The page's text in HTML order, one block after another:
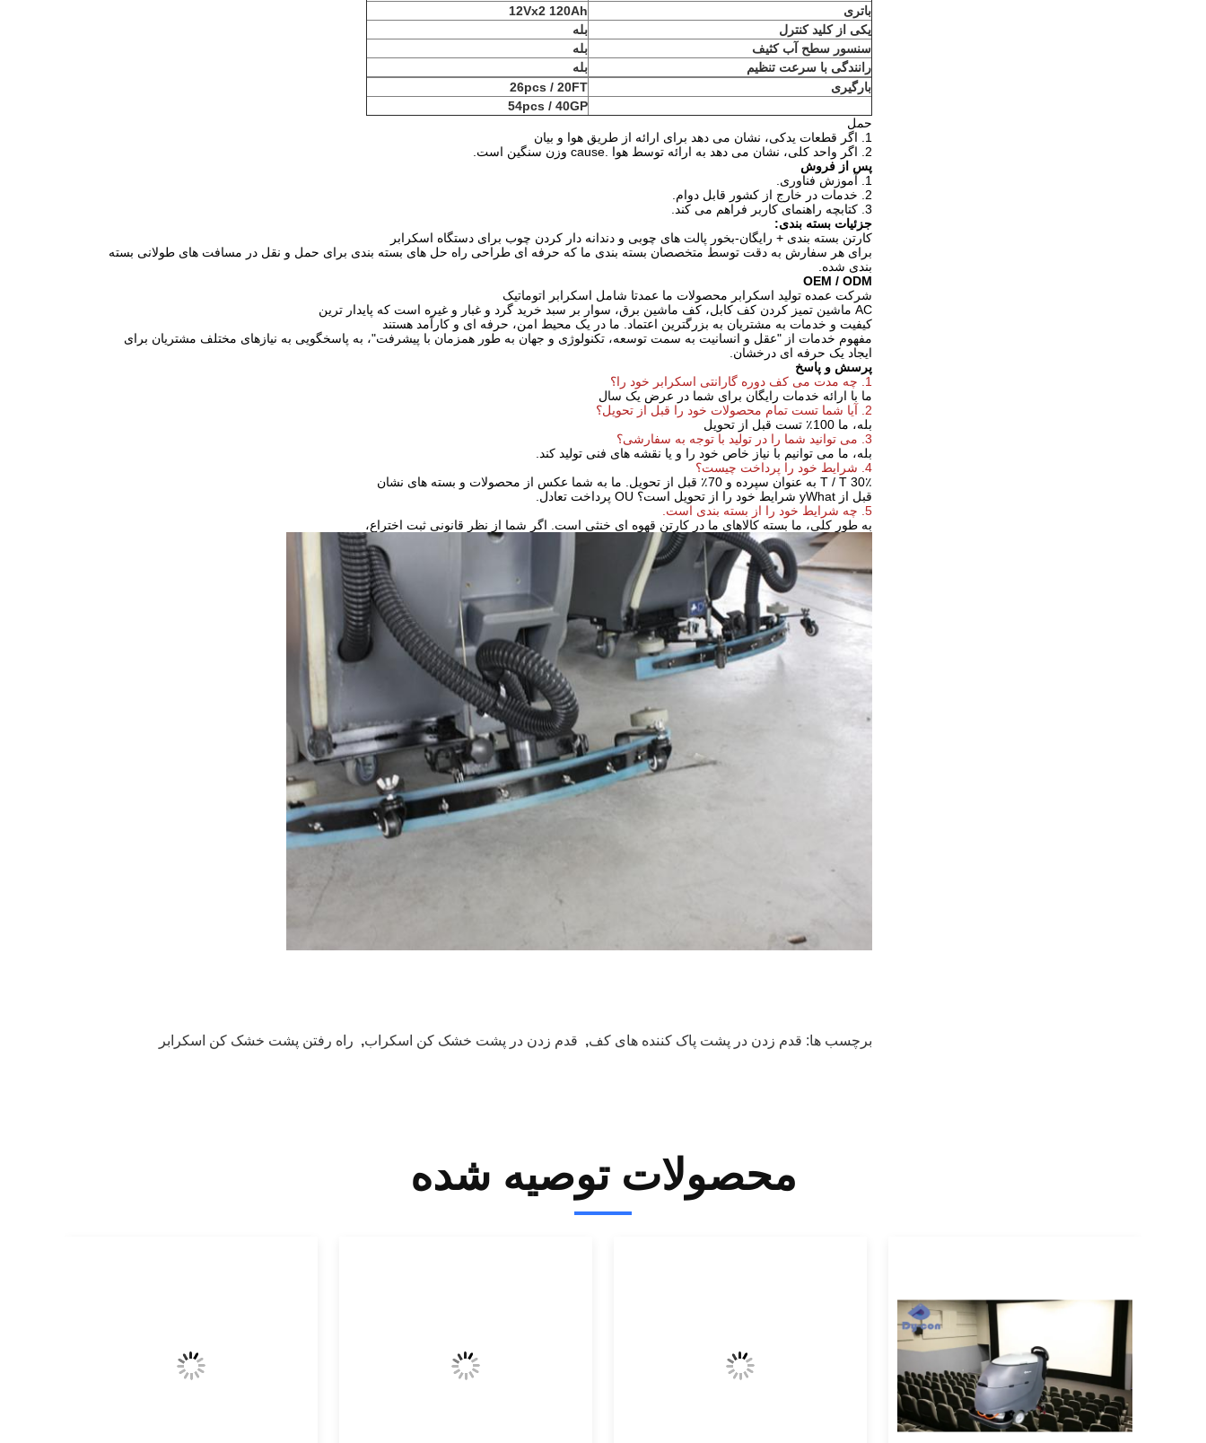
باتری
12Vx2 120Ah
یکی از کلید کنترل
بله
سنسور سطح آب کثیف
بله
رانندگی با سرعت تنظیم
بله
بارگیری
26pcs / 20FT
54pcs / 40GP
حمل
1. اگر قطعات یدکی، نشان می دهد برای ارائه از طریق هوا و بیان
2. اگر واحد کلی، نشان می دهد به ارائه توسط هوا .cause وزن سنگین است.
پس از فروش
1. آموزش فناوری.
2. خدمات در خارج از کشور قابل دوام.
3. کتابچه راهنمای کاربر فراهم می کند.
جزئیات بسته بندی:
کارتن بسته بندی + رایگان-بخور پالت های چوبی و دندانه دار کردن چوب برای دستگاه اسکرابر
برای هر سفارش به دقت توسط متخصصان بسته بندی ما که حرفه ای طراحی راه حل های بسته بندی برای حمل و نقل در مسافت های طولانی بسته
بندی شده.
OEM / ODM
شرکت عمده تولید اسکرابر محصولات ما عمدتا شامل اسکرابر اتوماتیک
AC ماشین تمیز کردن کف کابل، کف ماشین برق، سوار بر سبد خرید گرد و غبار و غیره است که پایدار ترین
کیفیت و خدمات به مشتریان به بزرگترین اعتماد. ما در یک محیط امن، حرفه ای و کارآمد هستند
مفهوم خدمات از "عقل و انسانیت به سمت توسعه، تکنولوژی و جهان به طور همزمان با پیشرفت"، به پاسخگویی به نیازهای مختلف مشتریان برای
ایجاد یک حرفه ای درخشان.
پرسش و پاسخ
1. چه مدت می کف دوره گارانتی اسکرابر خود را؟
ما با ارائه خدمات رایگان برای شما در عرض یک سال
2. آیا شما تست تمام محصولات خود را قبل از تحویل؟
بله، ما 100٪ تست قبل از تحویل
3. می توانید شما را در تولید با توجه به سفارشی؟
بله، ما می توانیم با نیاز خاص خود را و یا نقشه های فنی تولید کند.
4. شرایط خود را پرداخت چیست؟
T / T 30٪ به عنوان سپرده و 70٪ قبل از تحویل. ما به شما عکس از محصولات و بسته های نشان
قبل از yWhat شرایط خود را از تحویل است؟ OU پرداخت تعادل.
5. چه شرایط خود را از بسته بندی است.
به طور کلی، ما بسته کالاهای ما در کارتن قهوه ای خنثی است. اگر شما از نظر قانونی ثبت اختراع،
برچسب ها: قدم زدن در پشت پاک کننده های کف, قدم زدن در پشت خشک کن اسکراب, راه رفتن پشت خشک کن اسکرابر
محصولات توصیه شده